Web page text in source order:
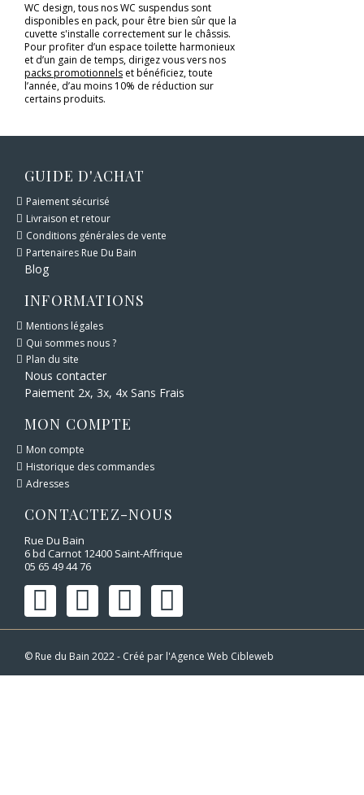
WC design, tous nos WC suspendus sont
disponibles en pack, pour être bien sûr que la
cuvette s'installe correctement sur le châssis.
Pour profiter d’un espace toilette harmonieux
et d’un gain de temps, dirigez vous vers nos
packs promotionnels et bénéficiez, toute
l’année, d’au moins 10% de réduction sur
certains produits.
GUIDE D'ACHAT
Paiement sécurisé
Livraison et retour
Conditions générales de vente
Partenaires Rue Du Bain
Blog
INFORMATIONS
Mentions légales
Qui sommes nous ?
Plan du site
Nous contacter
Paiement 2x, 3x, 4x Sans Frais
MON COMPTE
Mon compte
Historique des commandes
Adresses
CONTACTEZ-NOUS
Rue Du Bain
6 bd Carnot 12400 Saint-Affrique
05 65 49 44 76
© Rue du Bain 2022 - Créé par l'Agence Web Cibleweb